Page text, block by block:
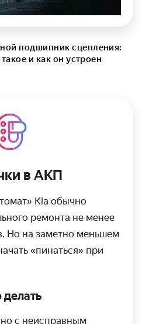
подшипник сцепления:
такое и как он устроен
в АКП
Kia обычно
ремонта не менее
Но на заметно меньшем
«пинаться» при
делать
с неисправным